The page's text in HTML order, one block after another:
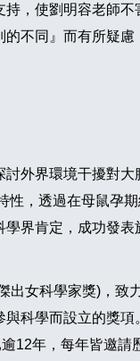
，使劉明容老師不
不同』而有所疑慮
外界環境干擾對大
，透過在母鼠孕
界肯定，成功發表
出女科學家獎)，致
科學而設立的獎項
12年，每年皆邀請